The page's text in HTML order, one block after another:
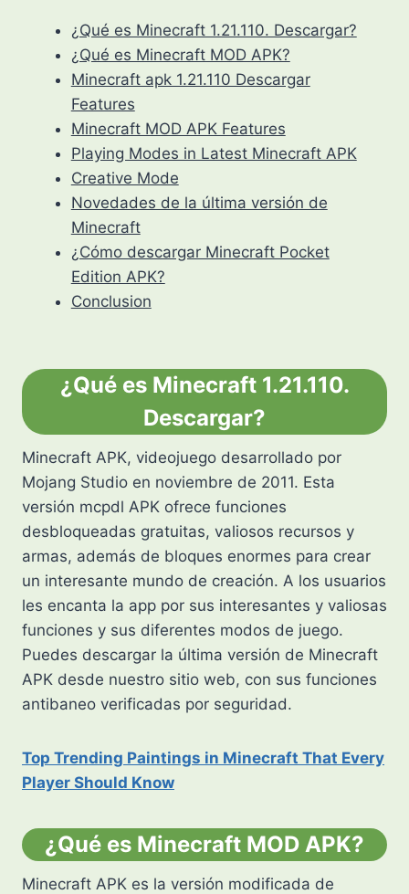
¿Qué es Minecraft 1.21.110. Descargar?
¿Qué es Minecraft MOD APK?
Minecraft apk 1.21.110 Descargar
Features
Minecraft MOD APK Features
Playing Modes in Latest Minecraft APK
Creative Mode
Novedades de la última versión de
Minecraft
¿Cómo descargar Minecraft Pocket
Edition APK?
Conclusion
¿Qué es Minecraft 1.21.110.
Descargar?
Minecraft APK, videojuego desarrollado por
Mojang Studio en noviembre de 2011. Esta
versión mcpdl APK ofrece funciones
desbloqueadas gratuitas, valiosos recursos y
armas, además de bloques enormes para crear
un interesante mundo de creación. A los usuarios
les encanta la app por sus interesantes y valiosas
funciones y sus diferentes modos de juego.
Puedes descargar la última versión de Minecraft
APK desde nuestro sitio web, con sus funciones
antibaneo verificadas por seguridad.
Top Trending Paintings in Minecraft That Every
Player Should Know
¿Qué es Minecraft MOD APK?
Minecraft APK es la versión modificada de